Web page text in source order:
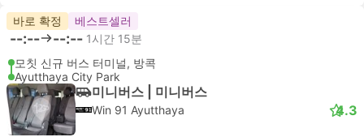
바로 확정 베스트셀러
--:-- --:-- 1시간 15분
모칫 신규 버스 터미널, 방콕
Ayutthaya City Park
미니버스 | 미니버스
Win 91 Ayutthaya 4.3